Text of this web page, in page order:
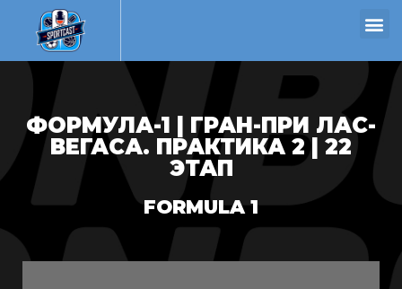
ФОРМУЛА-1 | ГРАН-ПРИ ЛАС-
ВЕГАСА. ПРАКТИКА 2 | 22
ЭТАП
FORMULA 1